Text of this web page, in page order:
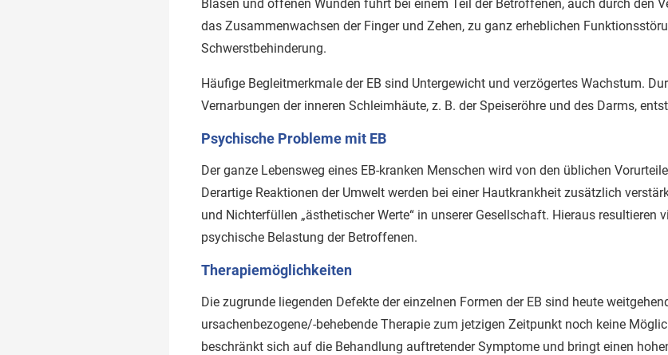
Blasen und offenen Wunden führt bei einem Teil der Betroffenen, auch durch den
das Zusammenwachsen der Finger und Zehen, zu ganz erheblichen
Schwerstbehinderung.
Häufige Begleitmerkmale der EB sind Untergewicht und verzögertes Wachstum.
Vernarbungen der inneren Schleimhäute, z. B. der Speiseröhre und des Darms,
Psychische Probleme mit EB
Der ganze Lebensweg eines EB-kranken Menschen wird von den üblichen
Derartige Reaktionen der Umwelt werden bei einer Hautkrankheit zusätzlich
und Nichterfüllen „ästhetischer Werte“ in unserer Gesellschaft. Hieraus resultieren
psychische Belastung der Betroffenen.
Therapiemöglichkeiten
Die zugrunde liegenden Defekte der einzelnen Formen der EB sind heute
ursachenbezogene/-behebende Therapie zum jetzigen Zeitpunkt noch keine
beschränkt sich auf die Behandlung auftretender Symptome und bringt einen